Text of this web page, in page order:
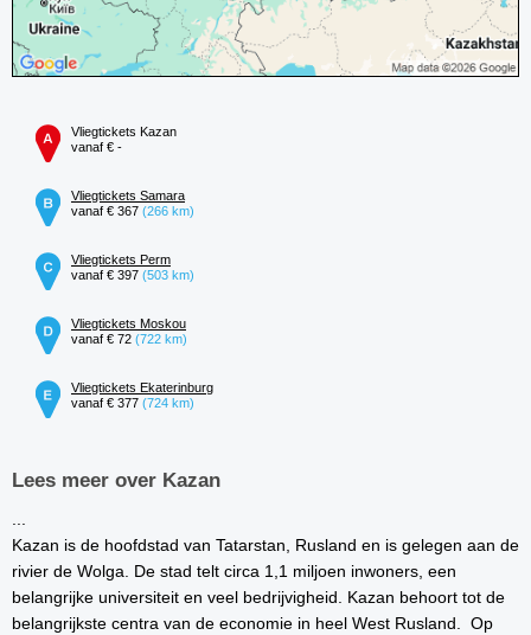
Vliegtickets Kazan
vanaf € -
Vliegtickets Samara
vanaf € 367 (266 km)
Vliegtickets Perm
vanaf € 397 (503 km)
Vliegtickets Moskou
vanaf € 72 (722 km)
Vliegtickets Ekaterinburg
vanaf € 377 (724 km)
Lees meer over Kazan
...
Kazan is de hoofdstad van Tatarstan, Rusland en is gelegen aan de
rivier de Wolga. De stad telt circa 1,1 miljoen inwoners, een
belangrijke universiteit en veel bedrijvigheid. Kazan behoort tot de
belangrijkste centra van de economie in heel West Rusland. Op